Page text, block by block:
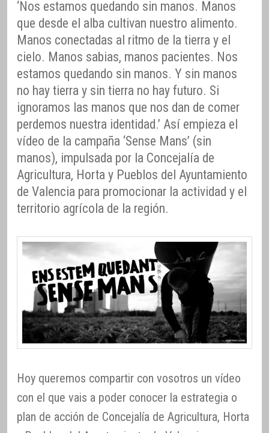
‘Nos estamos quedando sin manos. Manos
que desde el alba cultivan nuestro alimento.
Manos conectadas al ritmo de la tierra y el
cielo. Manos sabias, manos pacientes. Nos
estamos quedando sin manos. Y sin manos
no hay tierra y sin tierra no hay futuro. Si
ignoramos las manos que nos dan de comer
perdemos nuestra identidad.’ Así empieza el
vídeo de la campaña ‘Sense Mans’ (sin
manos), impulsada por la Concejalía de
Agricultura, Horta y Pueblos del Ayuntamiento
de Valencia para promocionar la actividad y el
territorio agrícola de la región.
Hoy queremos compartir con vosotros un vídeo
con el que vais a poder conocer la estrategia o
plan de acción de Concejalía de Agricultura, Horta